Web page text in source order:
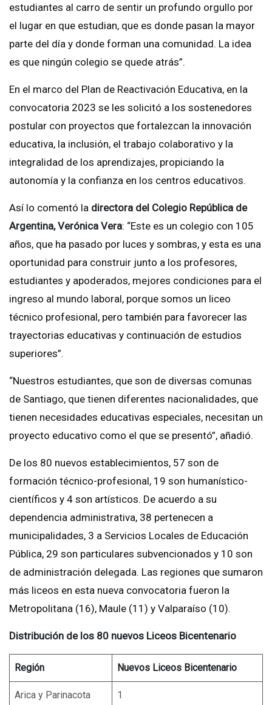
estudiantes al carro de sentir un profundo orgullo por
el lugar en que estudian, que es donde pasan la mayor
parte del día y donde forman una comunidad. La idea
es que ningún colegio se quede atrás”.
En el marco del Plan de Reactivación Educativa, en la
convocatoria 2023 se les solicitó a los sostenedores
postular con proyectos que fortalezcan la innovación
educativa, la inclusión, el trabajo colaborativo y la
integralidad de los aprendizajes, propiciando la
autonomía y la confianza en los centros educativos.
Así lo comentó la directora del Colegio República de
Argentina, Verónica Vera: “Este es un colegio con 105
años, que ha pasado por luces y sombras, y esta es una
oportunidad para construir junto a los profesores,
estudiantes y apoderados, mejores condiciones para el
ingreso al mundo laboral, porque somos un liceo
técnico profesional, pero también para favorecer las
trayectorias educativas y continuación de estudios
superiores”.
“Nuestros estudiantes, que son de diversas comunas
de Santiago, que tienen diferentes nacionalidades, que
tienen necesidades educativas especiales, necesitan un
proyecto educativo como el que se presentó”, añadió.
De los 80 nuevos establecimientos, 57 son de
formación técnico-profesional, 19 son humanístico-
científicos y 4 son artísticos. De acuerdo a su
dependencia administrativa, 38 pertenecen a
municipalidades, 3 a Servicios Locales de Educación
Pública, 29 son particulares subvencionados y 10 son
de administración delegada. Las regiones que sumaron
más liceos en esta nueva convocatoria fueron la
Metropolitana (16), Maule (11) y Valparaíso (10).
Distribución de los 80 nuevos Liceos Bicentenario
Región Nuevos Liceos Bicentenario
Arica y Parinacota 1